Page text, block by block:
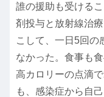
誰の援助も受ける
剤投与と放射線治
こして、一日5回の
なかった。食事も
高カロリーの点滴
も、感染症から自